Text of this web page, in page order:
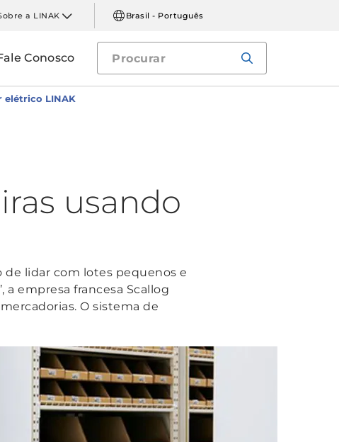
a LINAK Brasil - Português
Conosco
elétrico LINAK
usando
lidar com lotes pequenos e
empresa francesa Scallog
O sistema de